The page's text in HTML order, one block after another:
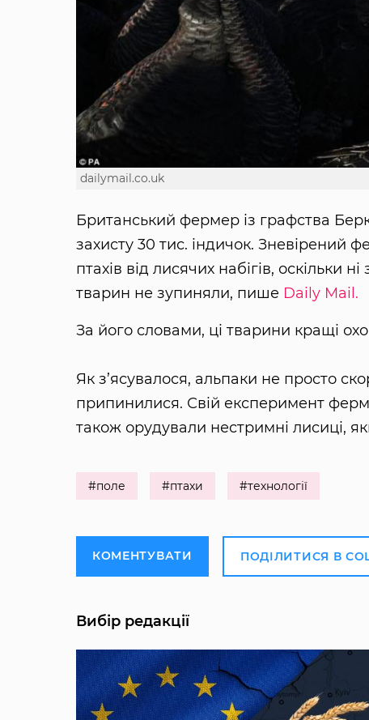
dailymail.co.uk
Британський фермер із графства
захисту 30 тис. індичок. Зневірений
птахів від лисячих набігів, оскільки
тварин не зупиняли, пише Daily Mail.
За його словами, ці тварини кращі
Як з’ясувалося, альпаки не просто
припинилися. Свій експеримент
також орудували нестримні лисиці,
#поле #птахи #технології
КОМЕНТУВАТИ ПОДІЛИТИСЯ В
Вибір редакції